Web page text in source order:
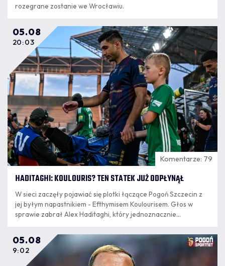
rozegrane zostanie we Wrocławiu.
05.08
20:03
Komentarze: 79
HADITAGHI: KOULOURIS? TEN STATEK JUŻ ODPŁYNĄŁ
W sieci zaczęły pojawiać się plotki łączące Pogoń Szczecin z
jej byłym napastnikiem - Efthymisem Koulourisem. Głos w
sprawie zabrał Alex Haditaghi, który jednoznacznie
05.08
9:02